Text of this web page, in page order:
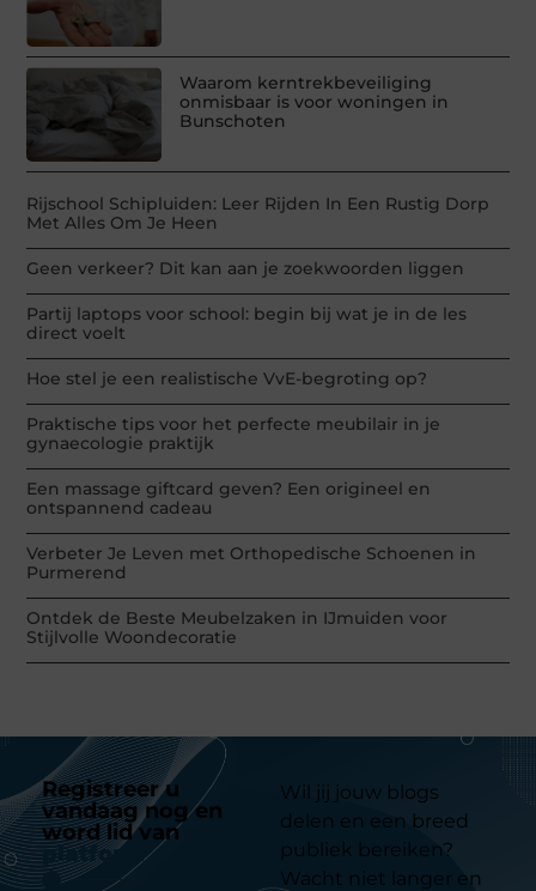
Waarom kerntrekbeveiliging
onmisbaar is voor woningen in
Bunschoten
Rijschool Schipluiden: Leer Rijden In Een Rustig Dorp
Met Alles Om Je Heen
Geen verkeer? Dit kan aan je zoekwoorden liggen
Partij laptops voor school: begin bij wat je in de les
direct voelt
Hoe stel je een realistische VvE-begroting op?
Praktische tips voor het perfecte meubilair in je
gynaecologie praktijk
Een massage giftcard geven? Een origineel en
ontspannend cadeau
Verbeter Je Leven met Orthopedische Schoenen in
Purmerend
Ontdek de Beste Meubelzaken in IJmuiden voor
Stijlvolle Woondecoratie
Registreer u
vandaag nog en
word lid van
platform
Wil jij jouw blogs
delen en een breed
publiek bereiken?
Wacht niet langer en